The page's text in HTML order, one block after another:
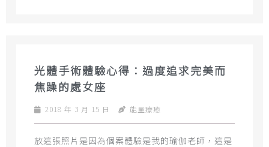
光體手術體驗心得：過度追求完美而
焦躁的處女座
2018 年 3 月 15 日 能量療癒
放這張照片是因為個案體驗是我的瑜伽老師，這是